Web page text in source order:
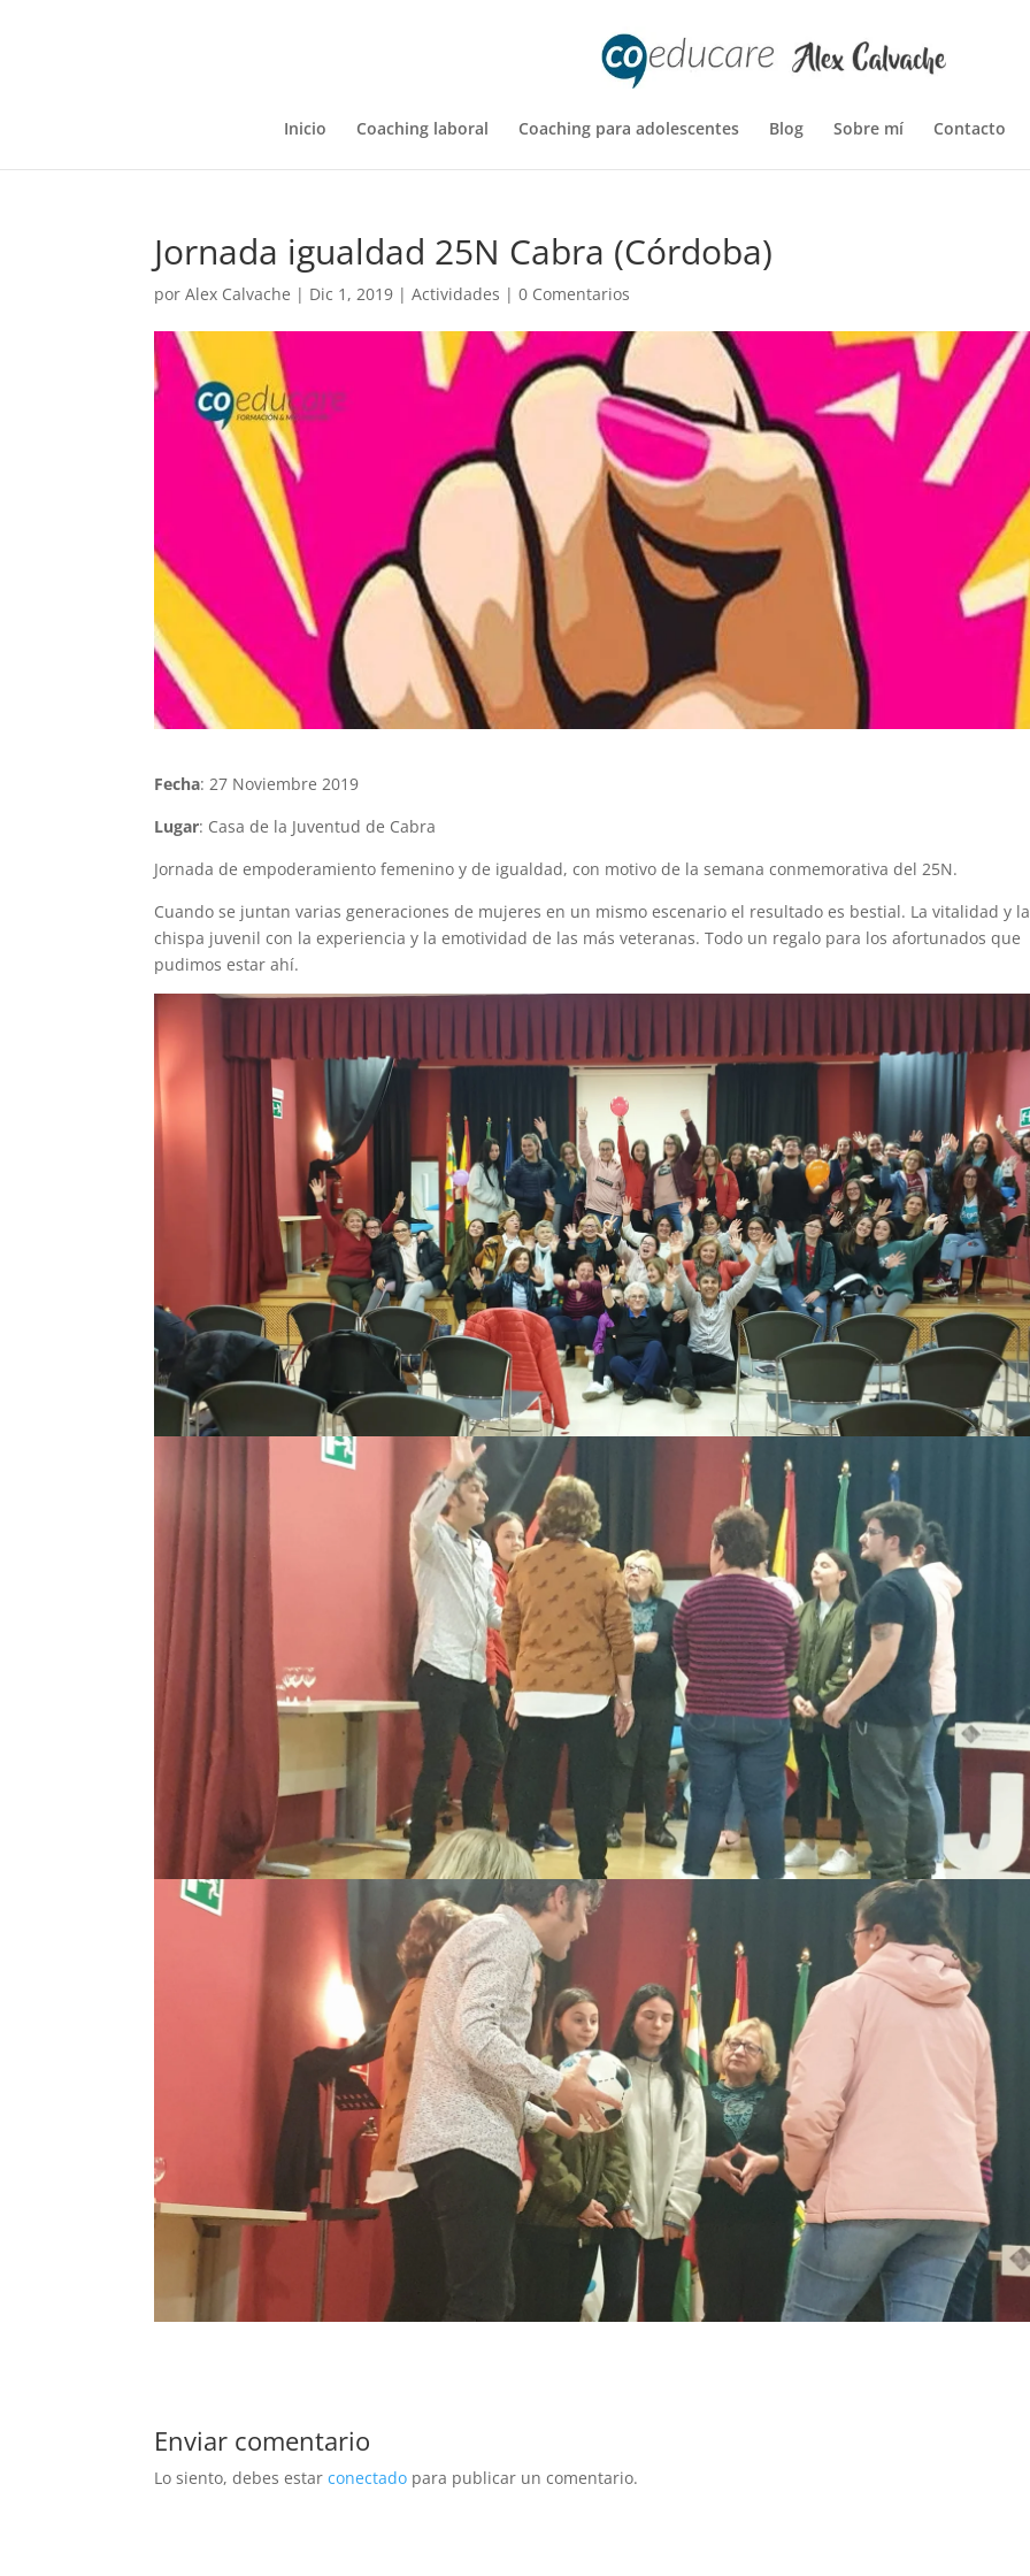
Inicio Coaching laboral Coaching para adolescentes Blog Sobre mí Contacto
Jornada igualdad 25N Cabra (Córdoba)
porAlex Calvache | Dic 1, 2019 |Actividades |0 Comentarios
Fecha: 27 Noviembre 2019
Lugar: Casa de la Juventud de Cabra
Jornada de empoderamiento femenino y de igualdad, con motivo de la semana conmemorativa del 25N.
Cuando se juntan varias generaciones de mujeres en un mismo escenario el resultado es bestial. La vitalidad y la
chispa juvenil con la experiencia y la emotividad de las más veteranas. Todo un regalo para los afortunados que
pudimos estar ahí.
Enviar comentario
Lo siento, debes estarconectado para publicar un comentario.